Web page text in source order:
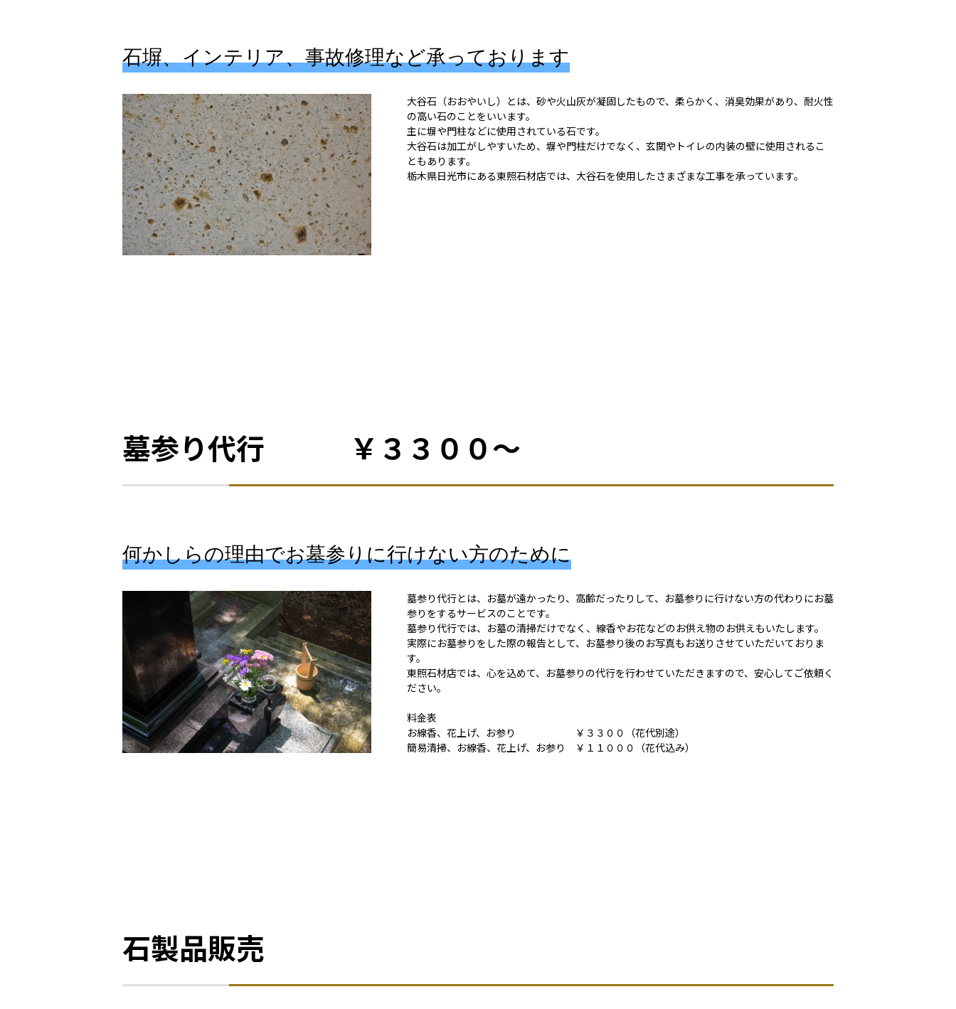
石塀、インテリア、事故修理など承っております
大谷石（おおやいし）とは、砂や火山灰が凝固したもので、柔らかく、消臭効果があり、耐火性
の高い石のことをいいます。
主に塀や門柱などに使用されている石です。
大谷石は加工がしやすいため、塀や門柱だけでなく、玄関やトイレの内装の壁に使用されるこ
ともあります。
栃木県日光市にある東照石材店では、大谷石を使用したさまざまな工事を承っています。
墓参り代行 ￥３３００～
何かしらの理由でお墓参りに行けない方のために
墓参り代行とは、お墓が遠かったり、高齢だったりして、お墓参りに行けない方の代わりにお墓
参りをするサービスのことです。
墓参り代行では、お墓の清掃だけでなく、線香やお花などのお供え物のお供えもいたします。
実際にお墓参りをした際の報告として、お墓参り後のお写真もお送りさせていただいておりま
す。
東照石材店では、心を込めて、お墓参りの代行を行わせていただきますので、安心してご依頼く
ださい。
料金表
お線香、花上げ、お参り ￥３３００（花代別途）
簡易清掃、お線香、花上げ、お参り ￥１１０００（花代込み）
石製品販売